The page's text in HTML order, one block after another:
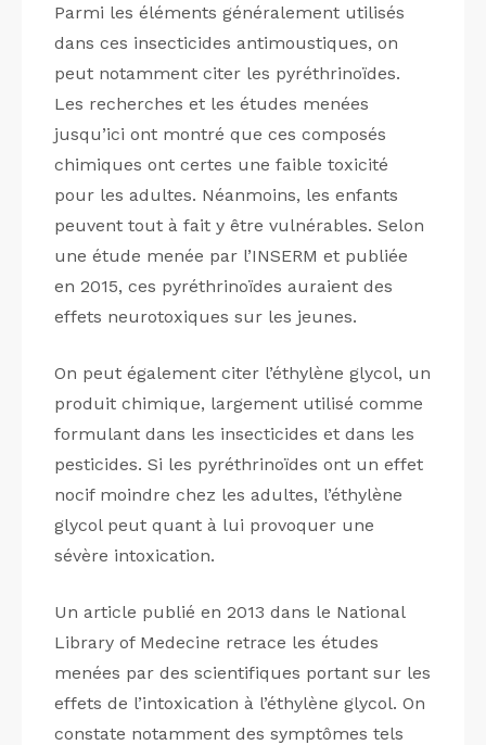
Parmi les éléments généralement utilisés
dans ces insecticides antimoustiques, on
peut notamment citer les pyréthrinoïdes.
Les recherches et les études menées
jusqu’ici ont montré que ces composés
chimiques ont certes une faible toxicité
pour les adultes. Néanmoins, les enfants
peuvent tout à fait y être vulnérables. Selon
une étude menée par l’INSERM et publiée
en 2015, ces pyréthrinoïdes auraient des
effets neurotoxiques sur les jeunes.
On peut également citer l’éthylène glycol, un
produit chimique, largement utilisé comme
formulant dans les insecticides et dans les
pesticides. Si les pyréthrinoïdes ont un effet
nocif moindre chez les adultes, l’éthylène
glycol peut quant à lui provoquer une
sévère intoxication.
Un article publié en 2013 dans le National
Library of Medecine retrace les études
menées par des scientifiques portant sur les
effets de l’intoxication à l’éthylène glycol. On
constate notamment des symptômes tels